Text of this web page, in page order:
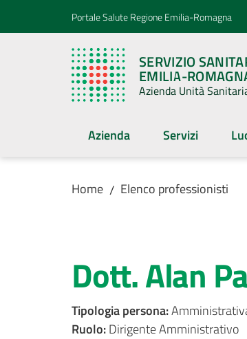
Vai al contenuto
Vai alla navigazionePortale Salute Regione Emilia-Romagna
SERVIZIO
EMILIA-
Azienda Unità
Azienda Servizi
Home / Elenco professionisti
Dott. Alan
Tipologia persona:
Ruolo:Dirigente Amministrativo